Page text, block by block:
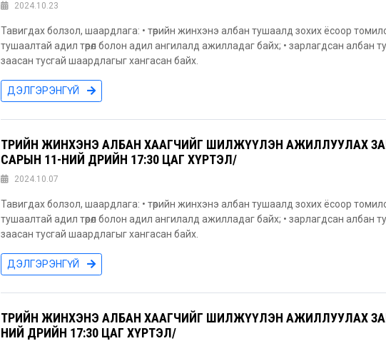
2024.10.23
Тавигдах болзол, шаардлага: • төрийн жинхэнэ албан тушаалд зохих ёсоор
тушаалтай адил төрөл болон адил ангилалд ажилладаг байх; • зарлагдсан албан
заасан тусгай шаардлагыг хангасан байх.
ДЭЛГЭРЭНГҮЙ
ТӨРИЙН ЖИНХЭНЭ АЛБАН ХААГЧИЙГ ШИЛЖҮҮЛЭН АЖИЛЛУУЛАХ
САРЫН 11-НИЙ ӨДРИЙН 17:30 ЦАГ ХҮРТЭЛ/
2024.10.07
Тавигдах болзол, шаардлага: • төрийн жинхэнэ албан тушаалд зохих ёсоор
тушаалтай адил төрөл болон адил ангилалд ажилладаг байх; • зарлагдсан албан
заасан тусгай шаардлагыг хангасан байх.
ДЭЛГЭРЭНГҮЙ
ТӨРИЙН ЖИНХЭНЭ АЛБАН ХААГЧИЙГ ШИЛЖҮҮЛЭН АЖИЛЛУУЛАХ
НИЙ ӨДРИЙН 17:30 ЦАГ ХҮРТЭЛ/